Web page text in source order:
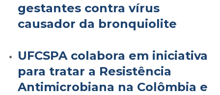
gestantes contra vírus
causador da bronquiolite
UFCSPA colabora em iniciativa
para tratar a Resistência
Antimicrobiana na Colômbia e